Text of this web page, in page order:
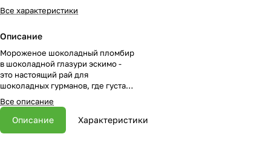
Все характеристики
Описание
Мороженое шоколадный пломбир
в шоколадной глазури эскимо -
это настоящий рай для
шоколадных гурманов, где густая
сливается с шоколадной
глазурью, создавая идеальное
сочет
Все описание
Описание Характеристики